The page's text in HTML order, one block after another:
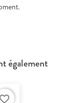
également
favorite_border